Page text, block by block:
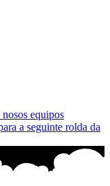
equipos
a seguinte rolda da